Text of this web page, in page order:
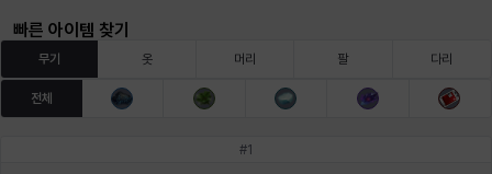
아야 아이솔 아이작 알렉스 알론소 얀
빠른 아이템 찾기
무기 옷 머리 팔 다리
전체
#1